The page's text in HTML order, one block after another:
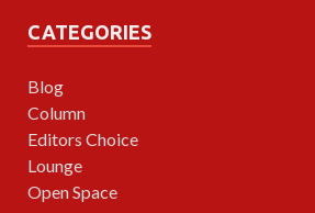
CATEGORIES
Blog
Column
Editors Choice
Lounge
Open Space